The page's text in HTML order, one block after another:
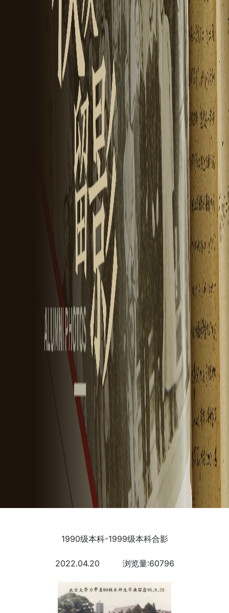
1990级本科-1999级本科合影
2022.04.20 浏览量:60796